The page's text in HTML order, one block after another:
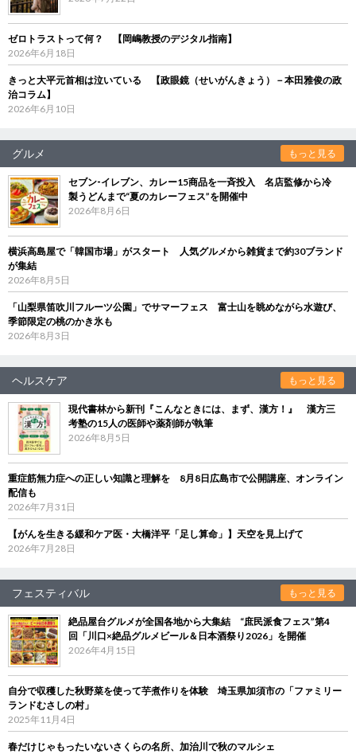
ゼロトラストって何？ 【岡嶋教授のデジタル指南】
2026年6月18日
きっと大平元首相は泣いている 【政眼鏡（せいがんきょう）－本田雅俊の政
治コラム】
2026年6月10日
グルメ もっと見る
セブン‐イレブン、カレー15商品を一斉投入 名店監修から冷
製うどんまで“夏のカレーフェス”を開催中
2026年8月6日
横浜高島屋で「韓国市場」がスタート 人気グルメから雑貨まで約30ブランド
が集結
2026年8月5日
「山梨県笛吹川フルーツ公園」でサマーフェス 富士山を眺めながら水遊び、
季節限定の桃のかき氷も
2026年8月3日
ヘルスケア もっと見る
現代書林から新刊『こんなときには、まず、漢方！』 漢方三
考塾の15人の医師や薬剤師が執筆
2026年8月5日
重症筋無力症への正しい知識と理解を 8月8日広島市で公開講座、オンライン
配信も
2026年7月31日
【がんを生きる緩和ケア医・大橋洋平「足し算命」】天空を見上げて
2026年7月28日
フェスティバル もっと見る
絶品屋台グルメが全国各地から大集結 “庶民派食フェス”第4
回「川口×絶品グルメビール＆日本酒祭り2026」を開催
2026年4月15日
自分で収穫した秋野菜を使って芋煮作りを体験 埼玉県加須市の「ファミリー
ランドむさしの村」
2025年11月4日
春だけじゃもったいないさくらの名所、加治川で秋のマルシェ